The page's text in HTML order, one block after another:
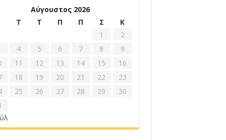
Αύγουστος 2026
Τ Τ Π Π Σ
Κ
1
2
4 5 6 7 8
9
11 12 13 14 15
16
18 19 20 21 22
23
25 26 27 28 29
30